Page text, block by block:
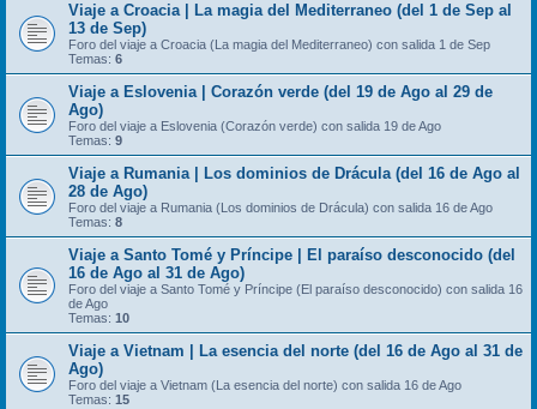
Viaje a Croacia | La magia del Mediterraneo (del 1 de Sep al
13 de Sep)
Foro del viaje a Croacia (La magia del Mediterraneo) con salida 1 de Sep
Temas: 6
Viaje a Eslovenia | Corazón verde (del 19 de Ago al 29 de
Ago)
Foro del viaje a Eslovenia (Corazón verde) con salida 19 de Ago
Temas: 9
Viaje a Rumania | Los dominios de Drácula (del 16 de Ago al
28 de Ago)
Foro del viaje a Rumania (Los dominios de Drácula) con salida 16 de Ago
Temas: 8
Viaje a Santo Tomé y Príncipe | El paraíso desconocido (del
16 de Ago al 31 de Ago)
Foro del viaje a Santo Tomé y Príncipe (El paraíso desconocido) con salida 16
de Ago
Temas: 10
Viaje a Vietnam | La esencia del norte (del 16 de Ago al 31 de
Ago)
Foro del viaje a Vietnam (La esencia del norte) con salida 16 de Ago
Temas: 15